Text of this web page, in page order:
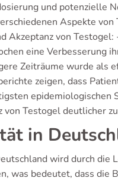
und potenzielle
Aspekte
Akzeptanz von
eine Verbesserung
Zeiträume wurde als
zeigen, dass
Testogel deutlicher
in
wird durch
was bedeutet, dass die